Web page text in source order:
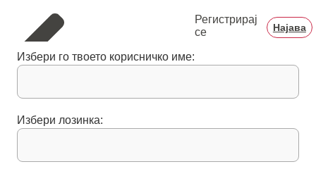
Регистрирај
се
Најава
Избери го твоето корисничко име:
Избери лозинка: